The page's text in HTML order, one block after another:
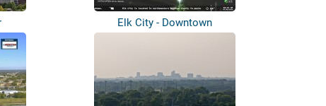
Elk City - Downtown